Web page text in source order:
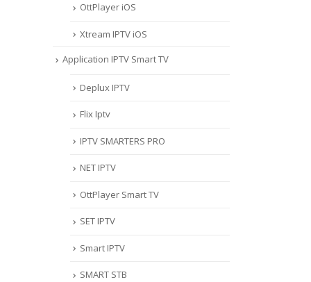
OttPlayer iOS
Xtream IPTV iOS
Application IPTV Smart TV
Deplux IPTV
Flix Iptv
IPTV SMARTERS PRO
NET IPTV
OttPlayer Smart TV
SET IPTV
Smart IPTV
SMART STB